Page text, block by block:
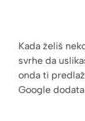
Kada želiš
svrhe da
onda ti
Google